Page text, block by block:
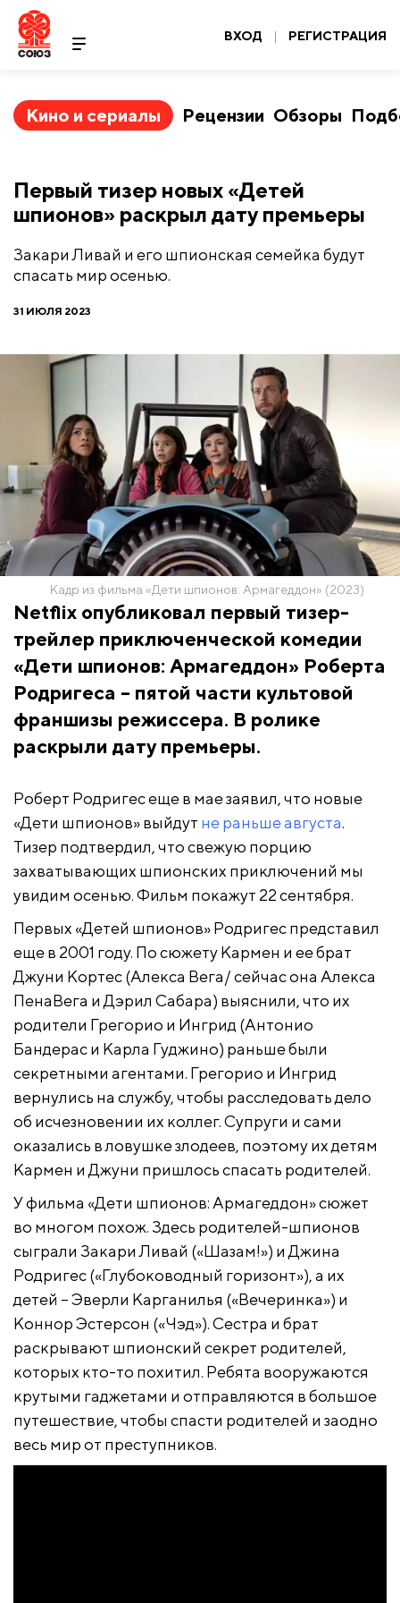
ВХОД | РЕГИСТРАЦИЯ
Кино и сериалы Рецензии Обзоры
Первый тизер новых «Детей
шпионов» раскрыл дату премьеры
Закари Ливай и его шпионская семейка будут
спасать мир осенью.
31 ИЮЛЯ 2023
Кадр из фильма «Дети шпионов: Армагеддон» (2023)
Netflix опубликовал первый тизер-
трейлер приключенческой комедии
«Дети шпионов: Армагеддон» Роберта
Родригеса – пятой части культовой
франшизы режиссера. В ролике
раскрыли дату премьеры.
Роберт Родригес еще в мае заявил, что новые
«Дети шпионов» выйдут не раньше августа.
Тизер подтвердил, что свежую порцию
захватывающих шпионских приключений мы
увидим осенью. Фильм покажут 22 сентября.
Первых «Детей шпионов» Родригес представил
еще в 2001 году. По сюжету Кармен и ее брат
Джуни Кортес (Алекса Вега/ сейчас она Алекса
ПенаВега и Дэрил Сабара) выяснили, что их
родители Грегорио и Ингрид (Антонио
Бандерас и Карла Гуджино) раньше были
секретными агентами. Грегорио и Ингрид
вернулись на службу, чтобы расследовать дело
об исчезновении их коллег. Супруги и сами
оказались в ловушке злодеев, поэтому их детям
Кармен и Джуни пришлось спасать родителей.
У фильма «Дети шпионов: Армагеддон» сюжет
во многом похож. Здесь родителей-шпионов
сыграли Закари Ливай («Шазам!») и Джина
Родригес («Глубоководный горизонт»), а их
детей – Эверли Карганилья («Вечеринка») и
Коннор Эстерсон («Чэд»). Сестра и брат
раскрывают шпионский секрет родителей,
которых кто-то похитил. Ребята вооружаются
крутыми гаджетами и отправляются в большое
путешествие, чтобы спасти родителей и заодно
весь мир от преступников.